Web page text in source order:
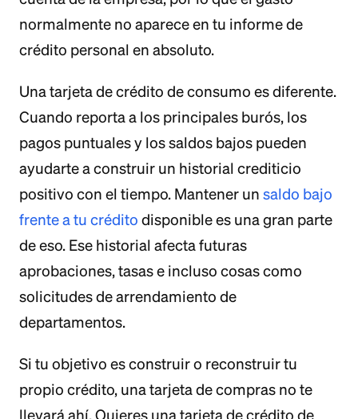
normalmente no aparece en tu informe de
crédito personal en absoluto.
Una tarjeta de crédito de consumo es diferente.
Cuando reporta a los principales burós, los
pagos puntuales y los saldos bajos pueden
ayudarte a construir un historial crediticio
positivo con el tiempo. Mantener un saldo bajo
frente a tu crédito disponible es una gran parte
de eso. Ese historial afecta futuras
aprobaciones, tasas e incluso cosas como
solicitudes de arrendamiento de
departamentos.
Si tu objetivo es construir o reconstruir tu
propio crédito, una tarjeta de compras no te
llevará ahí. Quieres una tarjeta de crédito de